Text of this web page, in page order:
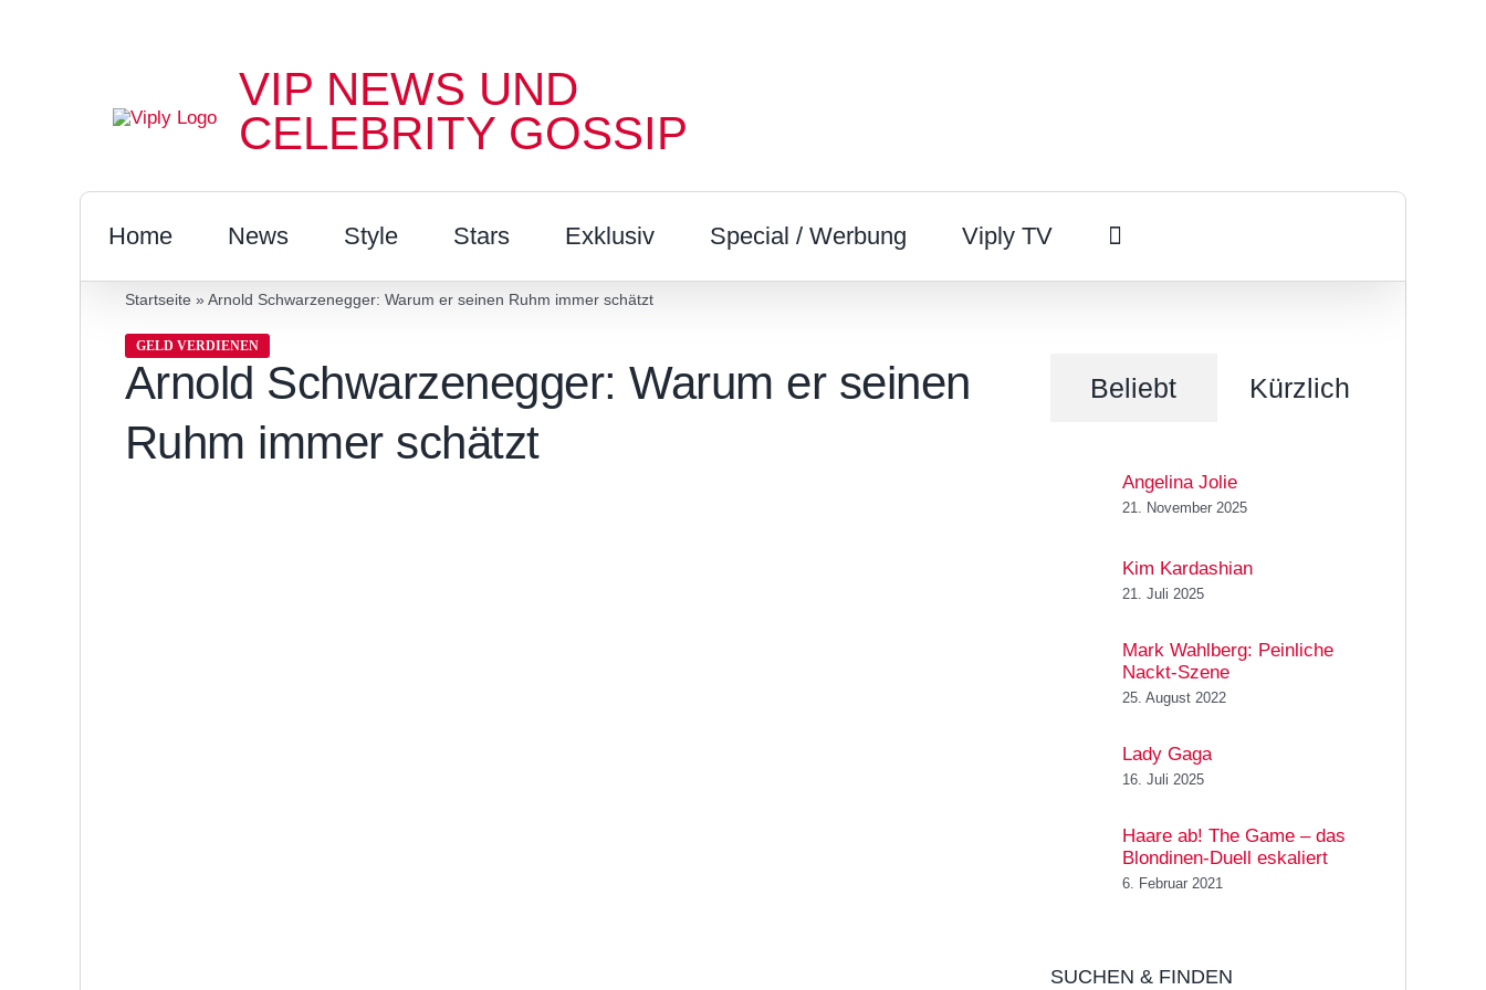
VIP NEWS UND
CELEBRITY GOSSIP
Home News Style Stars Exklusiv Special / Werbung Viply TV
Startseite »Arnold Schwarzenegger: Warum er seinen Ruhm immer schätzt
GELD VERDIENEN
Arnold Schwarzenegger: Warum er seinen
Ruhm immer schätzt
Beliebt Kürzlich
Angelina Jolie
21. November 2025
Kim Kardashian
21. Juli 2025
Mark Wahlberg: Peinliche
Nackt-Szene
25. August 2022
Lady Gaga
16. Juli 2025
Haare ab! The Game – das
Blondinen-Duell eskaliert
6. Februar 2021
SUCHEN & FINDEN